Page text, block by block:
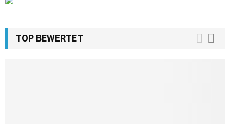
TOP BEWERTET